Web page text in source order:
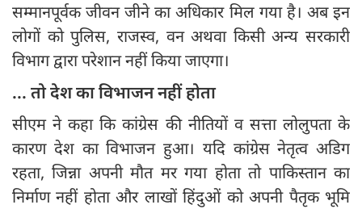
सम्मानपूर्वक जीवन जीने का अधिकार मिल गया है। अब इन
लोगों को पुलिस, राजस्व, वन अथवा किसी अन्य सरकारी
विभाग द्वारा परेशान नहीं किया जाएगा।
... तो देश का विभाजन नहीं होता
सीएम ने कहा कि कांग्रेस की नीतियों व सत्ता लोलुपता के
कारण देश का विभाजन हुआ। यदि कांग्रेस नेतृत्व अडिग
रहता, जिन्ना अपनी मौत मर गया होता तो पाकिस्तान का
निर्माण नहीं होता और लाखों हिंदुओं को अपनी पैतृक भूमि